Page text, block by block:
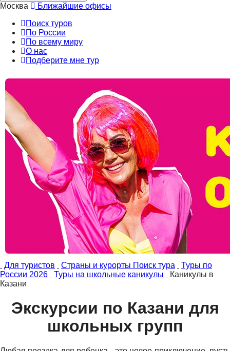
Москва
Ближайшие офисы
Поиск туров
По России
По всему миру
О нас
Подберите мне тур
Для туристов Страны и курорты Поиск тура
Туры по
России 2026
Туры на школьные каникулы
Каникулы в
Казани
Экскурсии по Казани для
школьных групп